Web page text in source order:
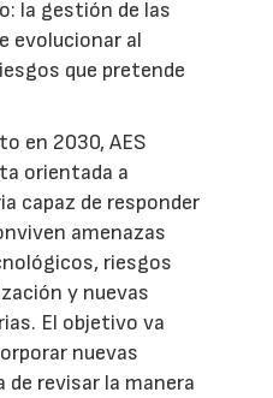
la gestión de las
evolucionar al
que pretende
en 2030, AES
orientada a
capaz de responder
amenazas
riesgos
y nuevas
El objetivo va
nuevas
revisar la manera